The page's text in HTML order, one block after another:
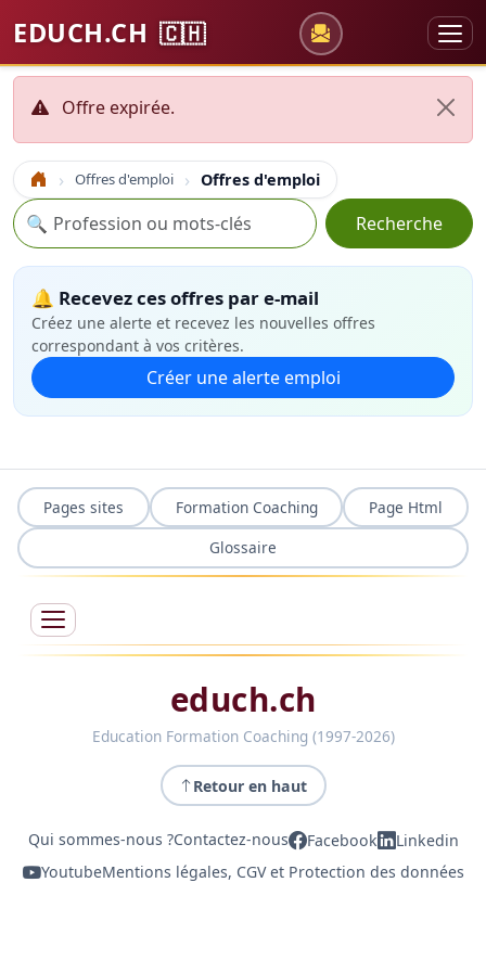
EDUCH.CH 🇨🇭
Offre expirée.
Accueil Offres d'emploi Offres d'emploi
Recherche
🔍 Recherche
🔔 Recevez ces offres par e-mail
Créez une alerte et recevez les nouvelles offres
correspondant à vos critères.
Créer une alerte emploi
Pages sites Formation Coaching
Page Html
Glossaire
educh.ch
Education Formation Coaching (1997-2026)
Retour en haut
Qui sommes-nous ?Contactez-nous Facebook
Linkedin
YoutubeMentions légales, CGV et Protection des données